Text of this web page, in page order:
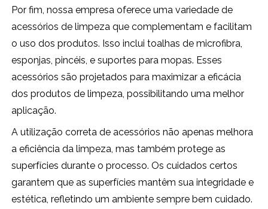
Por fim, nossa empresa oferece uma variedade de
acessórios de limpeza que complementam e facilitam
o uso dos produtos. Isso inclui toalhas de microfibra,
esponjas, pincéis, e suportes para mopas. Esses
acessórios são projetados para maximizar a eficácia
dos produtos de limpeza, possibilitando uma melhor
aplicação.
A utilização correta de acessórios não apenas melhora
a eficiência da limpeza, mas também protege as
superfícies durante o processo. Os cuidados certos
garantem que as superfícies mantêm sua integridade e
estética, refletindo um ambiente sempre bem cuidado.